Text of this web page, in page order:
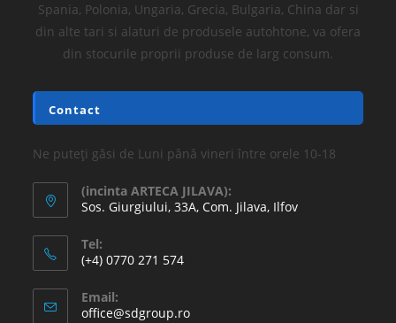
Spania, Polonia, Ungaria, Grecia, Bulgaria, China dar si
din alte tari si alaturi de produsele autohtone, va ofera
din stocurile proprii produse de larg consum.
Contact
Ne puteți găsi de Luni până vineri între orele 10-18
(incinta ARTECA JILAVA):
Sos. Giurgiului, 33A, Com. Jilava, Ilfov
Tel:
(+4) 0770 271 574
Email:
office@sdgroup.ro